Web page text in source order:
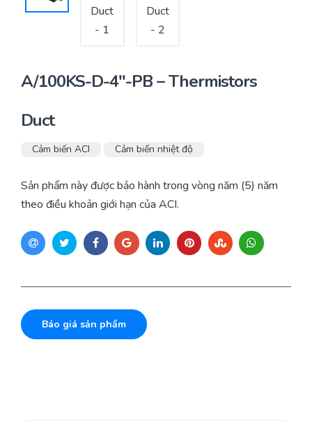
A/100KS-D-4″-PB – Thermistors
Duct
Cảm biến ACI Cảm biến nhiệt độ
Sản phẩm này được bảo hành trong vòng năm (5) năm
theo điều khoản giới hạn của ACI.
Báo giá sản phẩm